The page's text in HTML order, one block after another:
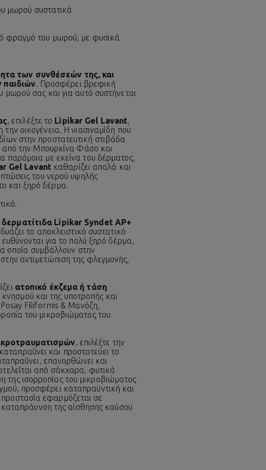
μωρού συστατικά
φραγμό του μωρού, με φυσικά
των συνθέσεών της, και
. Προσφέρει βρεφική
σας και για αυτό συστήνεται
, επιλέξτε το Lipikar Gel Lavant,
την οικογένεια. Η νιασιναμίδη που
στην προστατευτική στιβάδα
από την Μπουρκίνα Φάσο και
παρόμοια με εκείνα του δέρματος,
Gel Lavant καθαρίζει απαλά και
του νερού υψηλής
και ξηρό δέρμα.
Lipikar Syndet AP+
το αποκλειστικό συστατικό
για το πολύ ξηρό δέρμα,
οποία συμβάλλουν στην
αντιμετώπιση της φλεγμονής,
ατοπικό έκζεμα ή τάση
και της υποτροπής και
Posay Filiformis & Μανόζη,
του μικροβιώματος του
, επιλέξτε την
και προστατεύει το
επανορθώνει και
από σάκχαρα, φυτικά
ισορροπίας του μικροβιώματος
προσφέρει καταπραϋντική και
εφαρμόζεται σε
καταπράυνση της αίσθησης καύσου